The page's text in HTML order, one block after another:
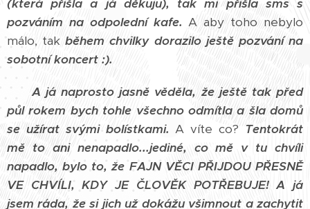
(která přišla a já děkuju), tak mi přišla sms s
pozváním na odpolední kafe. A aby toho nebylo
málo, tak během chvilky dorazilo ještě pozvání na
sobotní koncert :).
A já naprosto jasně věděla, že ještě tak před
půl rokem bych tohle všechno odmítla a šla domů
se užírat svými bolístkami.A víte co? Tentokrát
mě to ani nenapadlo...jediné, co mě v tu chvíli
napadlo, bylo to, že FAJN VĚCI PŘIJDOU PŘESNĚ
VE CHVÍLI, KDY JE ČLOVĚK POTŘEBUJE! A já
jsem ráda, že si jich už dokážu všimnout a zachytit